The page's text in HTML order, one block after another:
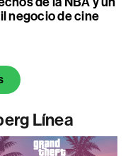
negocio de cine
Línea